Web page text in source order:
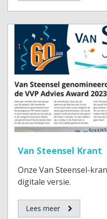
Van Steensel Krant
Onze Van Steensel-
digitale versie.
Lees meer